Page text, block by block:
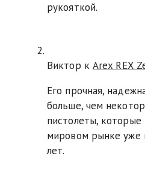
рукояткой.
Виктор к Arex REX
Его прочная,
больше, чем
пистолеты,
мировом рынке уже
лет.